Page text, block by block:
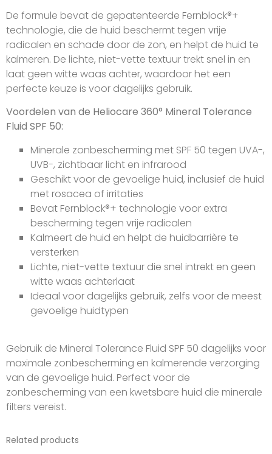
De formule bevat de gepatenteerde Fernblock®+
technologie, die de huid beschermt tegen vrije
radicalen en schade door de zon, en helpt de huid te
kalmeren. De lichte, niet-vette textuur trekt snel in en
laat geen witte waas achter, waardoor het een
perfecte keuze is voor dagelijks gebruik.
Voordelen van de Heliocare 360° Mineral Tolerance
Fluid SPF 50:
Minerale zonbescherming met SPF 50 tegen UVA-,
UVB-, zichtbaar licht en infrarood
Geschikt voor de gevoelige huid, inclusief de huid
met rosacea of irritaties
Bevat Fernblock®+ technologie voor extra
bescherming tegen vrije radicalen
Kalmeert de huid en helpt de huidbarrière te
versterken
Lichte, niet-vette textuur die snel intrekt en geen
witte waas achterlaat
Ideaal voor dagelijks gebruik, zelfs voor de meest
gevoelige huidtypen
Gebruik de Mineral Tolerance Fluid SPF 50 dagelijks voor
maximale zonbescherming en kalmerende verzorging
van de gevoelige huid. Perfect voor de
zonbescherming van een kwetsbare huid die minerale
filters vereist.
Related products